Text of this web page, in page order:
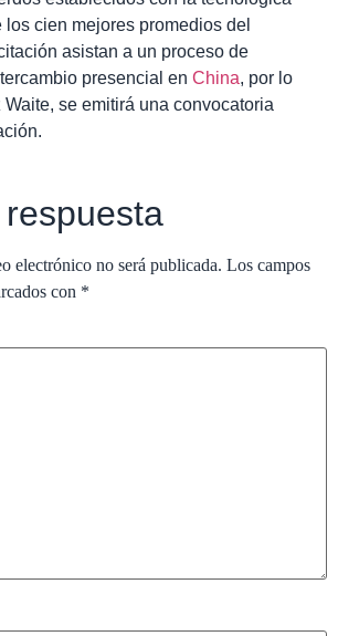
cien mejores promedios del
asistan a un proceso de
presencial en China, por lo
se emitirá una convocatoria
electrónico no será publicada. Los campos
con *